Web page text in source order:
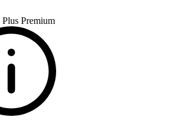
Plus Premium